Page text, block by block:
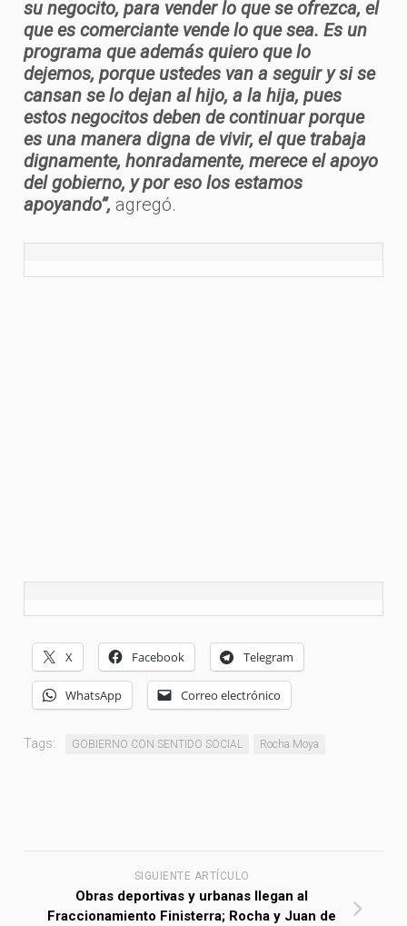
su negocito, para vender lo que se ofrezca, el
que es comerciante vende lo que sea. Es un
programa que además quiero que lo
dejemos, porque ustedes van a seguir y si se
cansan se lo dejan al hijo, a la hija, pues
estos negocitos deben de continuar porque
es una manera digna de vivir, el que trabaja
dignamente, honradamente, merece el apoyo
del gobierno, y por eso los estamos
apoyando”, agregó.
X Facebook Telegram
WhatsApp Correo electrónico
Tags: GOBIERNO CON SENTIDO SOCIAL Rocha Moya
SIGUIENTE ARTÍCULO
Obras deportivas y urbanas llegan al
Fraccionamiento Finisterra; Rocha y Juan de